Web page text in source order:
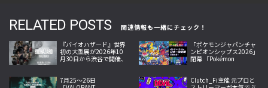
RELATED POSTS
関連情報も一緒にチェック！
『バイオハザード』世界
初の大型展が2026年10
月30日から渋谷で開催、
「ポケモンジャパンチャ
ンピオンシップス2026」
閉幕 『Pokémon
7月25〜26日
Clutch_Fi主催 元プロと